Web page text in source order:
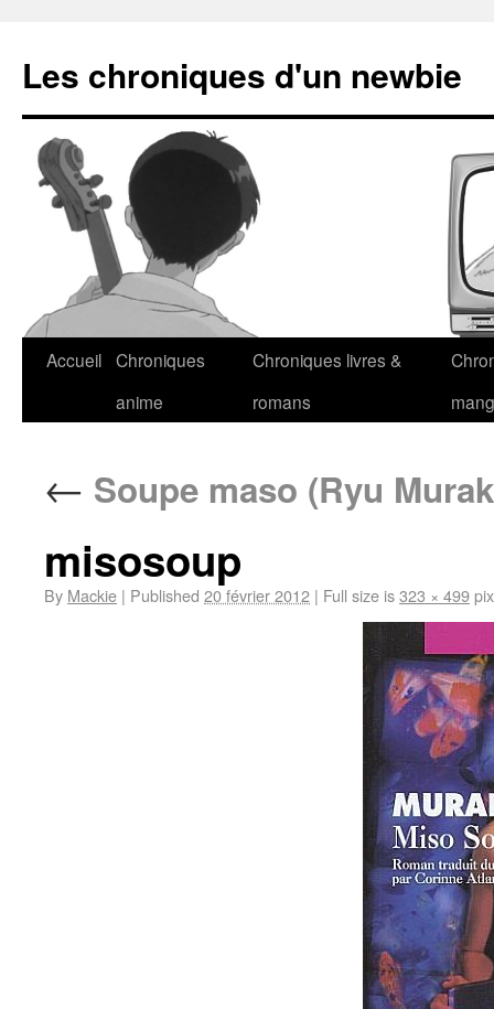
Les chroniques d'un newbie
Accueil Chroniques
anime
Chroniques livres &
romans
← Soupe maso (Ryu
misosoup
By Mackie | Published 20 février 2012 | Full size is323 × 499